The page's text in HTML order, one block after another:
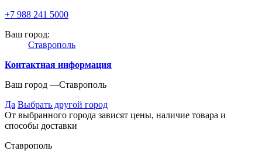
+7 988 241 5000
Ваш город:
Ставрополь
Контактная информация
Ваш город —Ставрополь
Да Выбрать другой город
От выбранного города зависят цены, наличие товара и
способы доставки
Ставрополь